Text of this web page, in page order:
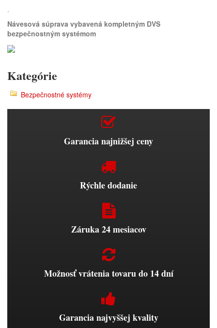
.
Návesová súprava vybavená kompletným DVS
bezpečnostným systémom
Kategórie
Bezpečnostné systémy
Garancia najnižšej ceny
Rýchle dodanie
Záruka 24 mesiacov
Možnosť vrátenia tovaru do 14 dní
Garancia najvyššej kvality